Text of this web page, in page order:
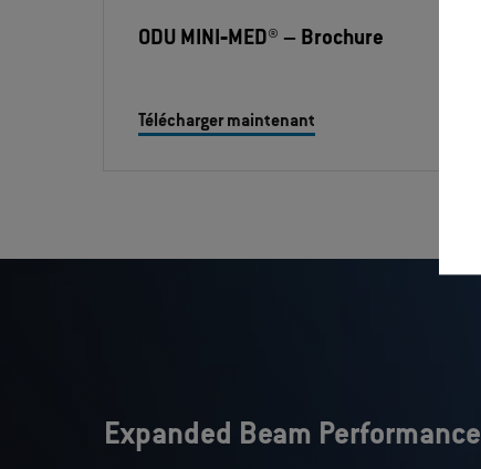
ODU MINI‐MED® – Brochure
Télécharger maintenant
Expanded Beam Performance